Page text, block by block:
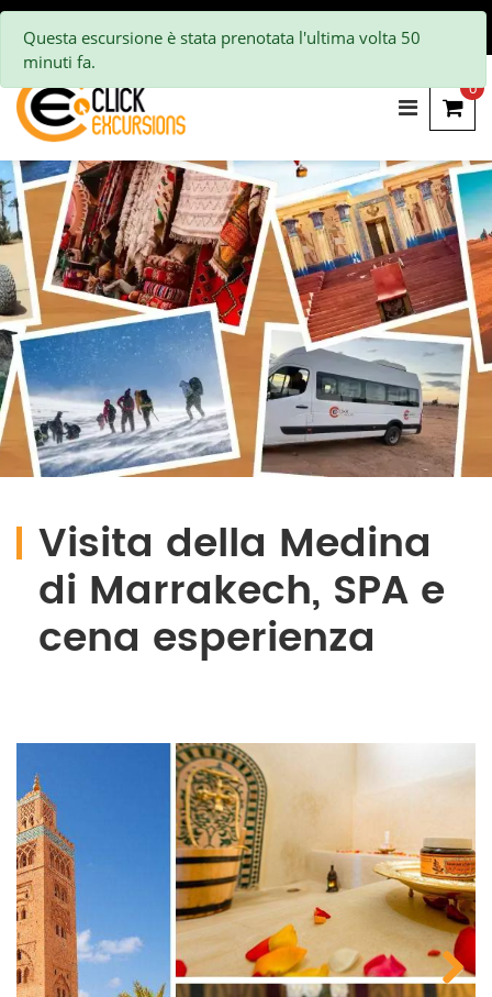
0
Visita della Medina
di Marrakech, SPA e
cena esperienza
Questa escursione è stata prenotata l'ultima volta 50
minuti fa.